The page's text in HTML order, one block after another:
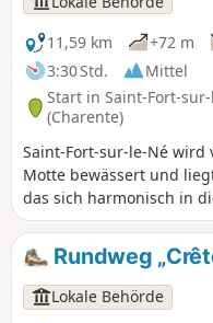
11,59 km
+72 m
3:30 Std.
Mittel
Start in Saint-Fort-
(Charente)
Saint-Fort-sur-le-Né wird
Motte bewässert und
das sich harmonisch in
gibt es schöne
die Weinberge und die
Jahreszeit hat ihren
Rundweg
Lokale Behörde